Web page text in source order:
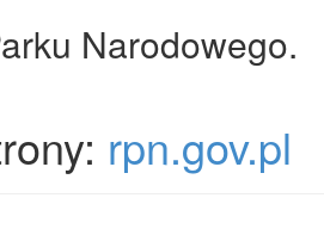
Narodowego.
rpn.gov.pl